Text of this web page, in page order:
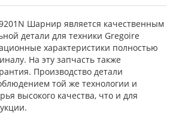
Шарнир является качественным
детали для техники Gregoire
характеристики полностью
На эту запчасть также
Производство детали
той же технологии и
высокого качества, что и для